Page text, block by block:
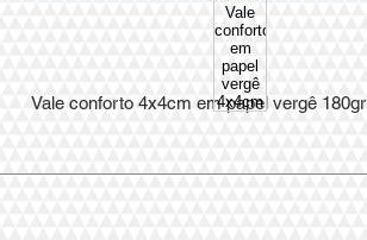
Vale conforto 4x4cm em papel vergê 180gr